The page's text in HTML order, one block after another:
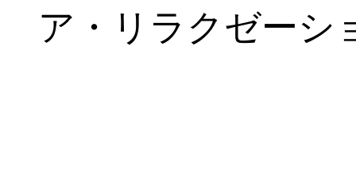
ア・リラクゼーシ